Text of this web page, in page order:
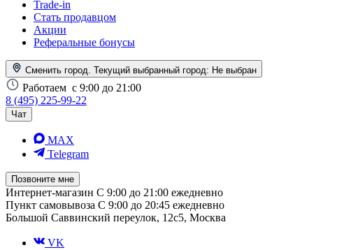
Trade-in
Стать продавцом
Акции
Реферальные бонусы
Сменить город. Текущий выбранный город: Не выбран
Работаем с 9:00 до 21:00
8 (495) 225-99-22
Чат
MAX
Telegram
Позвоните мне
Интернет-магазин С 9:00 до 21:00 ежедневно
Пункт самовывоза С 9:00 до 20:45 ежедневно
Большой Саввинский переулок, 12с5, Москва
VK